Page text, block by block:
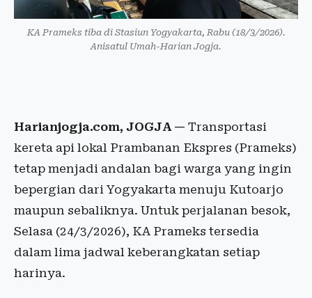
KA Prameks tiba di Stasiun Yogyakarta, Rabu (18/3/2026).
Anisatul Umah-Harian Jogja.
Harianjogja.com, JOGJA — Transportasi
kereta api lokal Prambanan Ekspres (Prameks)
tetap menjadi andalan bagi warga yang ingin
bepergian dari Yogyakarta menuju Kutoarjo
maupun sebaliknya. Untuk perjalanan besok,
Selasa (24/3/2026), KA Prameks tersedia
dalam lima jadwal keberangkatan setiap
harinya.